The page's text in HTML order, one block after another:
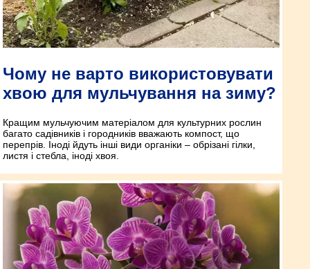
Чому не варто використовувати
хвою для мульчування на зиму?
Кращим мульчуючим матеріалом для культурних рослин
багато садівників і городників вважають компост, що
перепрів. Іноді йдуть інші види органіки – обрізані гілки,
листя і стебла, іноді хвоя.